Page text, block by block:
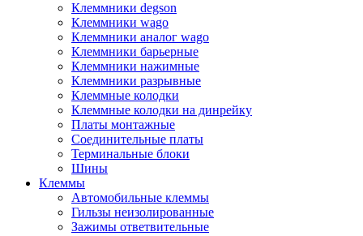
Клеммники degson
Клеммники wago
Клеммники аналог wago
Клеммники барьерные
Клеммники нажимные
Клеммники разрывные
Клеммные колодки
Клеммные колодки на динрейку
Платы монтажные
Соединительные платы
Терминальные блоки
Шины
Клеммы
Автомобильные клеммы
Гильзы неизолированные
Зажимы ответвительные